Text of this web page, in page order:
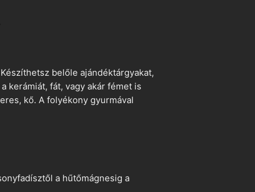
belőle ajándéktárgyakat,
kerámiát, fát, vagy akár fémet is
kő. A folyékony gyurmával
a hűtőmágnesig a